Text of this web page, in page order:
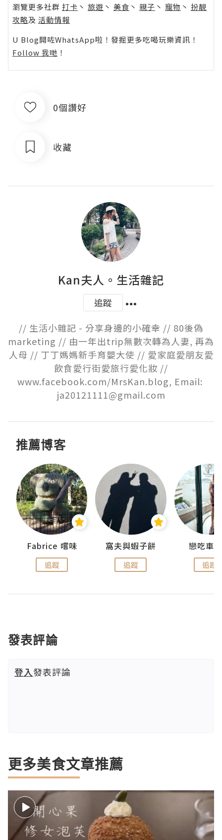
瀏覽更多社群 打卡 丶 旅遊 丶 美食 丶 親子 丶 寵物 丶 扮靚
攻略及 活動情報
U Blog開咗WhatsApp啦！發掘更多吃喝玩樂資訊！
Follow 我哋 ！
0個讚好
收藏
Kan夫人。生活雜記
追蹤
// 生活小雜記 - 分享身邊的小確幸 // 80後偽
marketing // 由一年出trip無數次轉為人妻, 再為
人母 // 丁丁媽媽新手育嬰大使 // 愛家庭愛朋友愛
飲食愛行街愛旅行愛化妝 //
www.facebook.com/MrsKan.blog, Email:
ja20121111@gmail.com
推薦博客
Fabrice 嚐味
追蹤
窩夫與蝦子餅
追蹤
戀吃車
追蹤
發表評論
登入發表評論
更多美食文章推薦